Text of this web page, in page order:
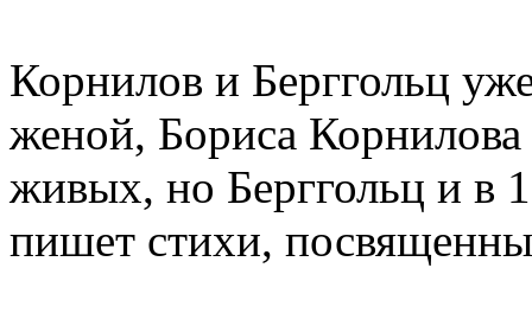
Корнилов и Берггольц
женой, Бориса
живых, но Берггольц и в
пишет стихи,